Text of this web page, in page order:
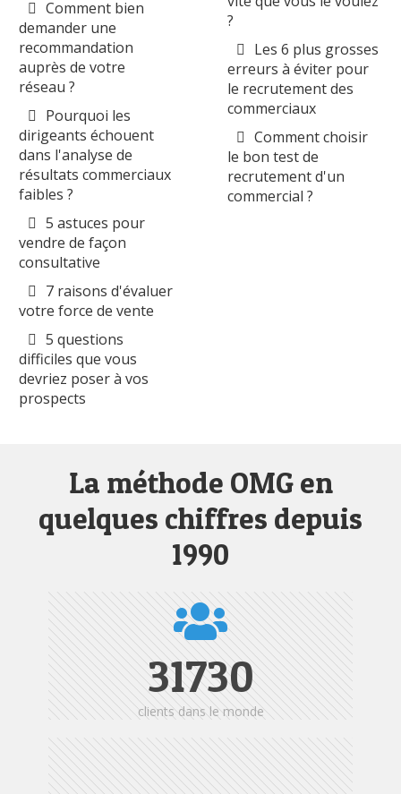
Comment bien
demander une
recommandation
auprès de votre
réseau ?
Pourquoi les
dirigeants échouent
dans l'analyse de
résultats commerciaux
faibles ?
5 astuces pour
vendre de façon
consultative
7 raisons d'évaluer
votre force de vente
5 questions
difficiles que vous
devriez poser à vos
prospects
?
Les 6 plus grosses
erreurs à éviter pour
le recrutement des
commerciaux
Comment choisir
le bon test de
recrutement d'un
commercial ?
La méthode OMG en
quelques chiffres depuis
1990
31730
clients dans le monde